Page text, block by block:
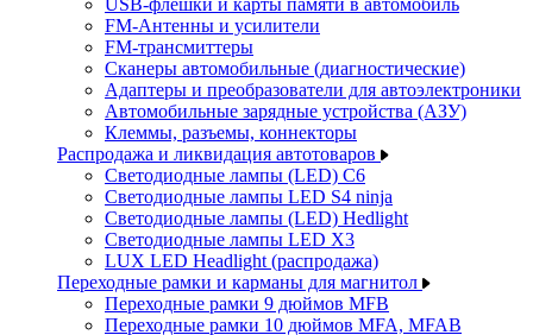
USB-флешки и карты памяти в автомобиль
FM-Антенны и усилители
FM-трансмиттеры
Сканеры автомобильные (диагностические)
Адаптеры и преобразователи для автоэлектроники
Автомобильные зарядные устройства (АЗУ)
Клеммы, разъемы, коннекторы
Распродажа и ликвидация автотоваров
Светодиодные лампы (LED) C6
Светодиодные лампы LED S4 ninja
Светодиодные лампы (LED) Hedlight
Светодиодные лампы LED X3
LUX LED Headlight (распродажа)
Переходные рамки и карманы для магнитол
Переходные рамки 9 дюймов MFB
Переходные рамки 10 дюймов MFA, MFAB